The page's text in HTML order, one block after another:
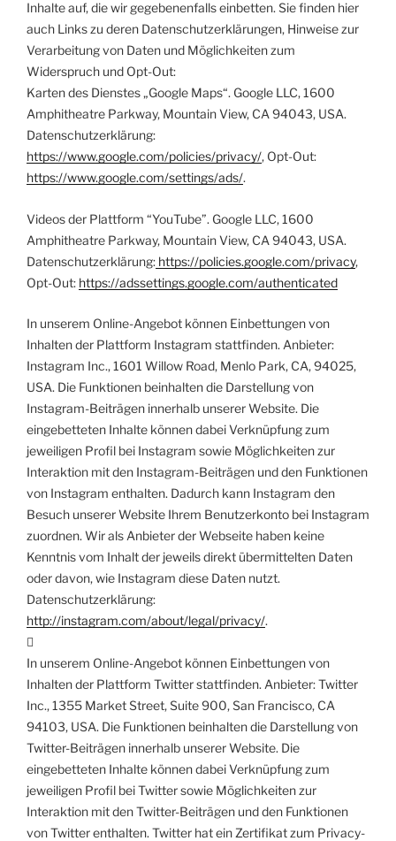
Inhalte auf, die wir gegebenenfalls einbetten. Sie finden hier
auch Links zu deren Datenschutzerklärungen, Hinweise zur
Verarbeitung von Daten und Möglichkeiten zum
Widerspruch und Opt-Out:
Karten des Dienstes „Google Maps“. Google LLC, 1600
Amphitheatre Parkway, Mountain View, CA 94043, USA.
Datenschutzerklärung:
https://www.google.com/policies/privacy/, Opt-Out:
https://www.google.com/settings/ads/.
Videos der Plattform “YouTube”. Google LLC, 1600
Amphitheatre Parkway, Mountain View, CA 94043, USA.
Datenschutzerklärung: https://policies.google.com/privacy,
Opt-Out: https://adssettings.google.com/authenticated
In unserem Online-Angebot können Einbettungen von
Inhalten der Plattform Instagram stattfinden. Anbieter:
Instagram Inc., 1601 Willow Road, Menlo Park, CA, 94025,
USA. Die Funktionen beinhalten die Darstellung von
Instagram-Beiträgen innerhalb unserer Website. Die
eingebetteten Inhalte können dabei Verknüpfung zum
jeweiligen Profil bei Instagram sowie Möglichkeiten zur
Interaktion mit den Instagram-Beiträgen und den Funktionen
von Instagram enthalten. Dadurch kann Instagram den
Besuch unserer Website Ihrem Benutzerkonto bei Instagram
zuordnen. Wir als Anbieter der Webseite haben keine
Kenntnis vom Inhalt der jeweils direkt übermittelten Daten
oder davon, wie Instagram diese Daten nutzt.
Datenschutzerklärung:
http://instagram.com/about/legal/privacy/.

In unserem Online-Angebot können Einbettungen von
Inhalten der Plattform Twitter stattfinden. Anbieter: Twitter
Inc., 1355 Market Street, Suite 900, San Francisco, CA
94103, USA. Die Funktionen beinhalten die Darstellung von
Twitter-Beiträgen innerhalb unserer Website. Die
eingebetteten Inhalte können dabei Verknüpfung zum
jeweiligen Profil bei Twitter sowie Möglichkeiten zur
Interaktion mit den Twitter-Beiträgen und den Funktionen
von Twitter enthalten. Twitter hat ein Zertifikat zum Privacy-